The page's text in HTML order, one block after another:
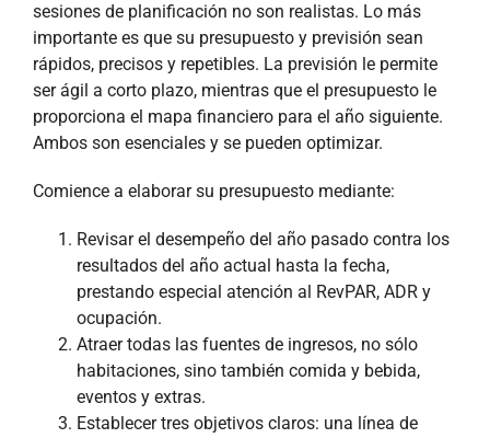
sesiones de planificación no son realistas. Lo más
importante es que su presupuesto y previsión sean
rápidos, precisos y repetibles. La previsión le permite
ser ágil a corto plazo, mientras que el presupuesto le
proporciona el mapa financiero para el año siguiente.
Ambos son esenciales y se pueden optimizar.
Comience a elaborar su presupuesto mediante:
Revisar el desempeño del año pasado contra los
resultados del año actual hasta la fecha,
prestando especial atención al RevPAR, ADR y
ocupación.
Atraer todas las fuentes de ingresos, no sólo
habitaciones, sino también comida y bebida,
eventos y extras.
Establecer tres objetivos claros: una línea de